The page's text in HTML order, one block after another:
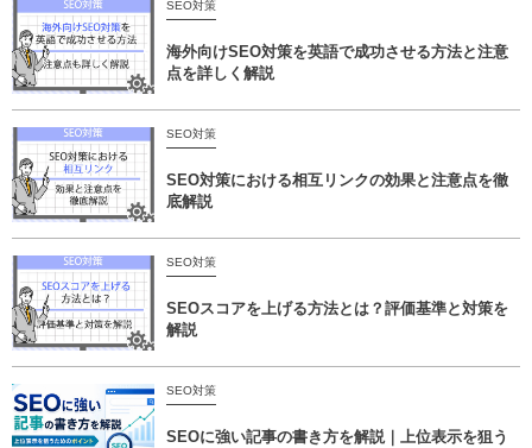
SEO対策
海外向けSEO対策を英語で成功させる方法と注意
点を詳しく解説
SEO対策
SEO対策における相互リンクの効果と注意点を徹
底解説
SEO対策
SEOスコアを上げる方法とは？評価基準と対策を
解説
SEO対策
SEOに強い記事の書き方を解説｜上位表示を狙う